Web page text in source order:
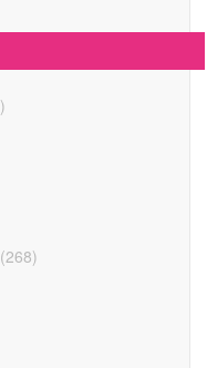
)
(268)